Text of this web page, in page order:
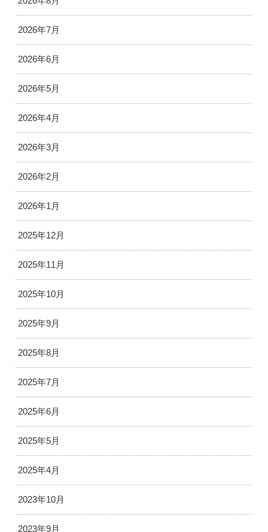
2026年7月
2026年6月
2026年5月
2026年4月
2026年3月
2026年2月
2026年1月
2025年12月
2025年11月
2025年10月
2025年9月
2025年8月
2025年7月
2025年6月
2025年5月
2025年4月
2023年10月
2023年9月